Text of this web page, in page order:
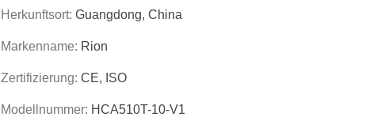
Herkunftsort: Guangdong, China
Markenname: Rion
Zertifizierung: CE, ISO
Modellnummer: HCA510T-10-V1